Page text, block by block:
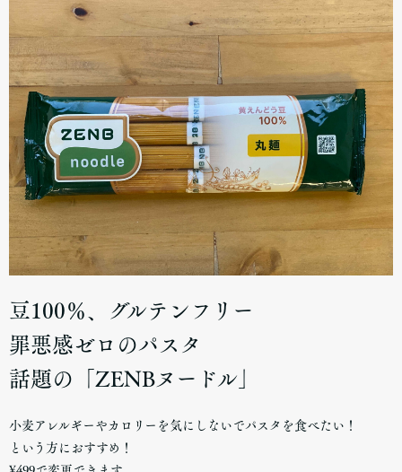
豆100％、グルテンフリー
罪悪感ゼロのパスタ
話題の「ZENBヌードル」
小麦アレルギーやカロリーを気にしないでパスタを食べたい！
という方におすすめ！